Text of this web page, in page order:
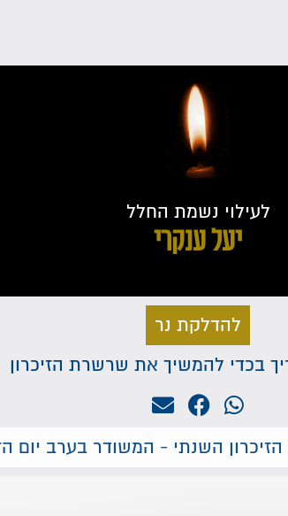
לעילוי נשמת החלל
יעל ענקרי
להדלקת נר
בכדי להמשיך את שרשרת הזיכרון
השנתי - המשודר בערב יום